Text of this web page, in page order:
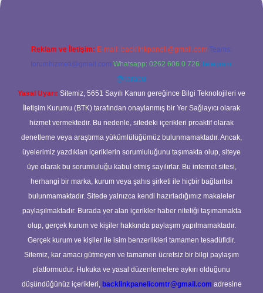
Reklam ve İletişim: E-mail: backlinkpaneli@gmail.com Teams:
forumhizmeti@gmail.com Whatsapp: 0262 606 0 726 Telegram:
@karabul
Yasal Uyarı: Sitemiz, 5651 Sayılı Kanun gereğince Bilgi Teknolojileri ve
İletişim Kurumu (BTK) tarafından onaylanmış bir Yer Sağlayıcı olarak
hizmet vermektedir. Bu nedenle, sitedeki içerikleri proaktif olarak
denetleme veya araştırma yükümlülüğümüz bulunmamaktadır. Ancak,
üyelerimiz yazdıkları içeriklerin sorumluluğunu taşımakta olup, siteye
üye olarak bu sorumluluğu kabul etmiş sayılırlar. Bu internet sitesi,
herhangi bir marka, kurum veya şahıs şirketi ile hiçbir bağlantısı
bulunmamaktadır. Sitede yalnızca kendi hazırladığımız makaleler
paylaşılmaktadır. Burada yer alan içerikler haber niteliği taşımamakta
olup, gerçek kurum ve kişiler hakkında paylaşım yapılmamaktadır.
Gerçek kurum ve kişiler ile isim benzerlikleri tamamen tesadüfidir.
Sitemiz, kar amacı gütmeyen ve tamamen ücretsiz bir bilgi paylaşım
platformudur. Hukuka ve yasal düzenlemelere aykırı olduğunu
düşündüğünüz içerikleri, backlinkpanelicomtr@gmail.com adresine